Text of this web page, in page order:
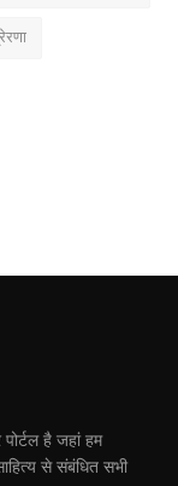
है जहां हम
से संबंधित सभी